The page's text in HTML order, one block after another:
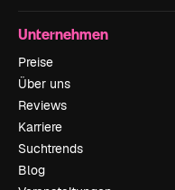
Unternehmen
Preise
Über uns
Reviews
Karriere
Suchtrends
Blog